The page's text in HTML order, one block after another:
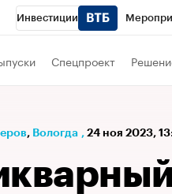
Инвестиции
Экономика
Спецпроект
⁠, Вологда , 24 ноя 2023,